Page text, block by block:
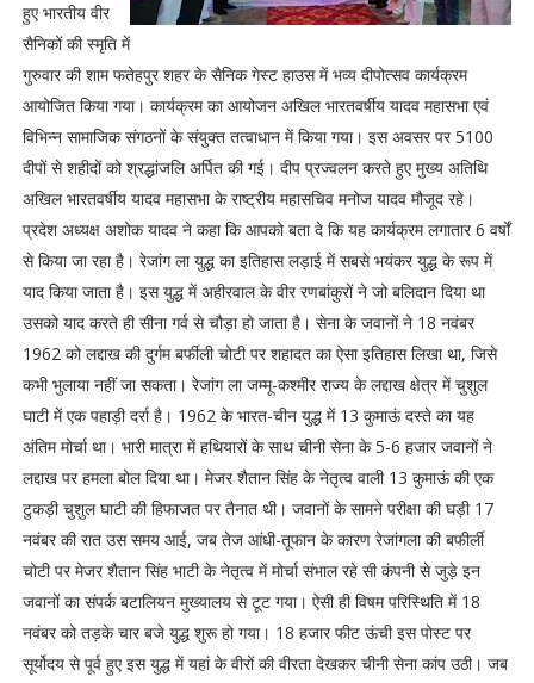
हुए भारतीय वीर
सैनिकों की स्मृति में
गुरुवार की शाम फतेहपुर शहर के सैनिक गेस्ट हाउस में भव्य दीपोत्सव कार्यक्रम
आयोजित किया गया। कार्यक्रम का आयोजन अखिल भारतवर्षीय यादव महासभा एवं
विभिन्न सामाजिक संगठनों के संयुक्त तत्वाधान में किया गया। इस अवसर पर 5100
दीपों से शहीदों को श्रद्धांजलि अर्पित की गई। दीप प्रज्वलन करते हुए मुख्य अतिथि
अखिल भारतवर्षीय यादव महासभा के राष्ट्रीय महासचिव मनोज यादव मौजूद रहे।
प्रदेश अध्यक्ष अशोक यादव ने कहा कि आपको बता दे कि यह कार्यक्रम लगातार 6 वर्षों
से किया जा रहा है। रेजांग ला युद्ध का इतिहास लड़ाई में सबसे भयंकर युद्ध के रूप में
याद किया जाता है। इस युद्ध में अहीरवाल के वीर रणबांकुरों ने जो बलिदान दिया था
उसको याद करते ही सीना गर्व से चौड़ा हो जाता है। सेना के जवानों ने 18 नवंबर
1962 को लद्दाख की दुर्गम बर्फीली चोटी पर शहादत का ऐसा इतिहास लिखा था, जिसे
कभी भुलाया नहीं जा सकता। रेजांग ला जम्मू-कश्मीर राज्य के लद्दाख क्षेत्र में चुशुल
घाटी में एक पहाड़ी दर्रा है। 1962 के भारत-चीन युद्ध में 13 कुमाऊं दस्ते का यह
अंतिम मोर्चा था। भारी मात्रा में हथियारों के साथ चीनी सेना के 5-6 हजार जवानों ने
लद्दाख पर हमला बोल दिया था। मेजर शैतान सिंह के नेतृत्व वाली 13 कुमाऊं की एक
टुकड़ी चुशुल घाटी की हिफाजत पर तैनात थी। जवानों के सामने परीक्षा की घड़ी 17
नवंबर की रात उस समय आई, जब तेज आंधी-तूफान के कारण रेजांगला की बफीर्ली
चोटी पर मेजर शैतान सिंह भाटी के नेतृत्व में मोर्चा संभाल रहे सी कंपनी से जुड़े इन
जवानों का संपर्क बटालियन मुख्यालय से टूट गया। ऐसी ही विषम परिस्थिति में 18
नवंबर को तड़के चार बजे युद्ध शुरू हो गया। 18 हजार फीट ऊंची इस पोस्ट पर
सूर्योदय से पूर्व हुए इस युद्ध में यहां के वीरों की वीरता देखकर चीनी सेना कांप उठी। जब